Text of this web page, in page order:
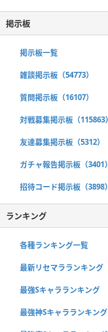
掲示板
掲示板一覧
雑談掲示板（54773）
質問掲示板（16107）
対戦募集掲示板（115863）
友達募集掲示板（5312）
ガチャ報告掲示板（3401）
招待コード掲示板（3898）
ランキング
各種ランキング一覧
最新リセマラランキング
最強Sキャラランキング
最強神Sキャラランキング